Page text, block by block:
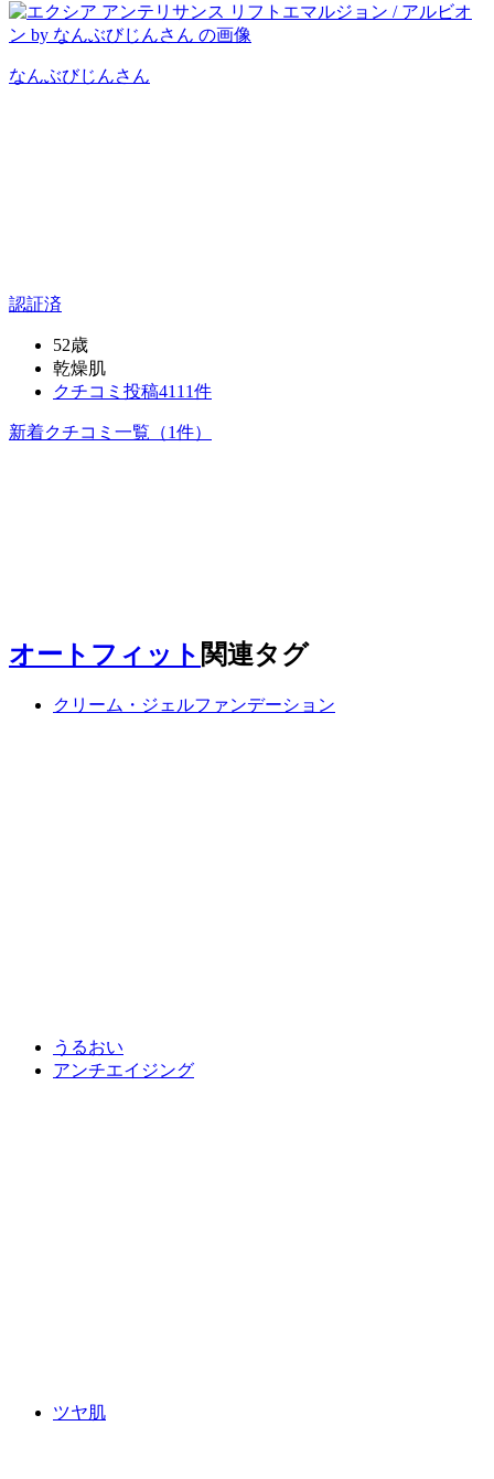
なんぶびじんさん
認証済
52歳
乾燥肌
クチコミ投稿4111件
新着クチコミ一覧 （1件）
オートフィット 関連タグ
クリーム・ジェルファンデーション
うるおい
アンチエイジング
ツヤ肌